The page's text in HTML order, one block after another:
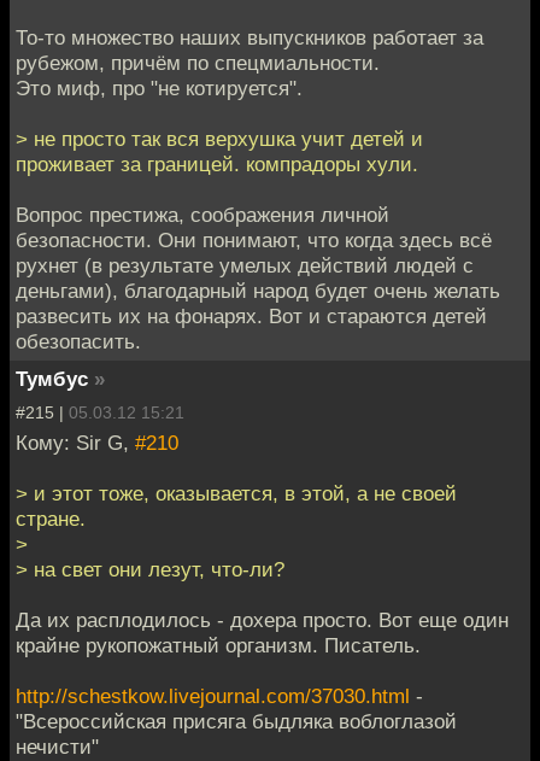
То-то множество наших выпускников работает за
рубежом, причём по спецмиальности.
Это миф, про "не котируется".
> не просто так вся верхушка учит детей и
проживает за границей. компрадоры хули.
Вопрос престижа, соображения личной
безопасности. Они понимают, что когда здесь всё
рухнет (в результате умелых действий людей с
деньгами), благодарный народ будет очень желать
развесить их на фонарях. Вот и стараются детей
обезопасить.
Тумбус »
#215 | 05.03.12 15:21
Кому: Sir G, #210
> и этот тоже, оказывается, в этой, а не своей
стране.
>
> на свет они лезут, что-ли?
Да их расплодилось - дохера просто. Вот еще один
крайне рукопожатный организм. Писатель.
http://schestkow.livejournal.com/37030.html -
"Всероссийская присяга быдляка воблоглазой
нечисти"